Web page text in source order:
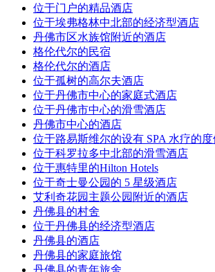
位于门户的精品酒店
位于埃弗格林中北部的经济型酒店
丹佛市区水族馆附近的酒店
格伦代尔的民宿
格伦代尔的酒店
位于孤树的高尔夫酒店
位于丹佛市中心的家庭式酒店
位于丹佛市中心的滑雪酒店
丹佛市中心的酒店
位于路易斯维尔的设有 SPA 水疗的
位于科罗拉多中北部的滑雪酒店
位于惠特里的Hilton Hotels
位于奇士曼公园的 5 星级酒店
艾利奇花园主题公园附近的酒店
丹佛县的村舍
位于丹佛县的经济型酒店
丹佛县的酒店
丹佛县的家庭旅馆
丹佛县的青年旅舍